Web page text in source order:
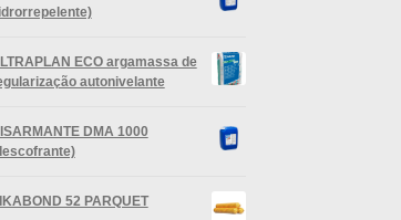
ECO argamassa de
autonivelante
DMA 1000
52 PARQUET